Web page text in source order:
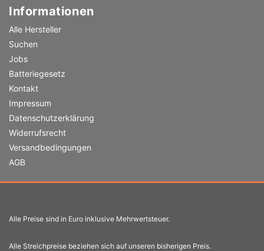
Informationen
Alle Hersteller
Suchen
Jobs
Batteriegesetz
Kontakt
Impressum
Datenschutzerklärung
Widerrufsrecht
Versandbedingungen
AGB
Alle Preise sind in Euro inklusive Mehrwertsteuer.
Alle Streichpreise beziehen sich auf unseren bisherigen Preis.